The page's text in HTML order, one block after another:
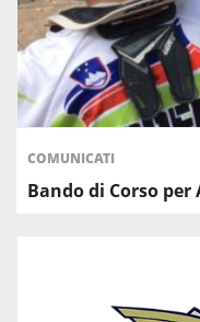
COMUNICATI
Bando di Corso